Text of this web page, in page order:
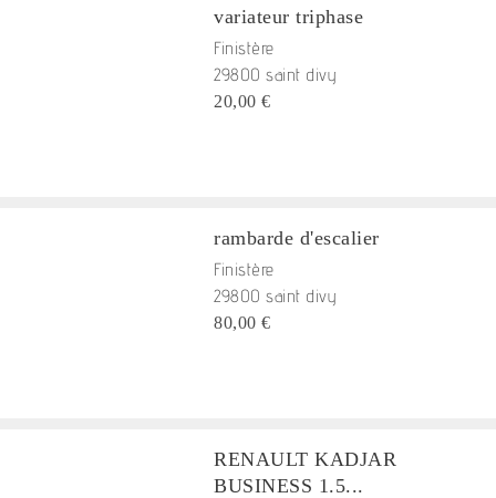
variateur triphase
Finistère
29800 saint divy
20,00 €
rambarde d'escalier
Finistère
29800 saint divy
80,00 €
RENAULT KADJAR
BUSINESS 1.5...